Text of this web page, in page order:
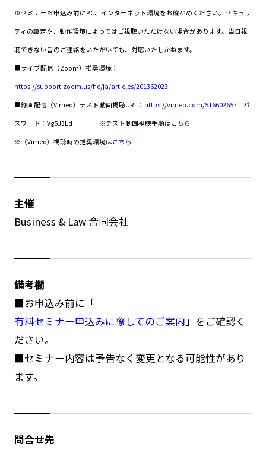
※セミナーお申込み前にPC、インターネット環境をお確かめください。セキュリ
ティの設定や、動作環境によってはご視聴いただけない場合があります。当日視
聴できない旨のご連絡をいただいても、対応いたしかねます。
■ライブ配信（Zoom）推奨環境：
https://support.zoom.us/hc/ja/articles/201362023
■録画配信（Vimeo）テスト動画視聴URL： https://vimeo.com/516602657パ
スワード：Vg5J3Ld ※テスト動画視聴手順は こちら
※（Vimeo）視聴時の推奨環境は こちら
主催
Business & Law 合同会社
備考欄
■お申込み前に「
有料セミナー申込みに際してのご案内」をご確認く
ださい。
■セミナー内容は予告なく変更となる可能性があり
ます。
問合せ先